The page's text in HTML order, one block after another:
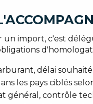
un import, c'est
délai souhaité
les pays ciblés
général, contrôle